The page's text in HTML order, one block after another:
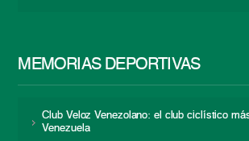
MEMORIAS DEPORTIVAS
Club Veloz Venezolano: el club ciclístico
Venezuela